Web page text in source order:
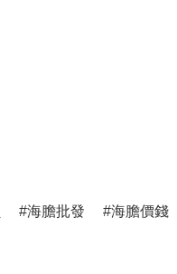
海膽批發 海膽價錢